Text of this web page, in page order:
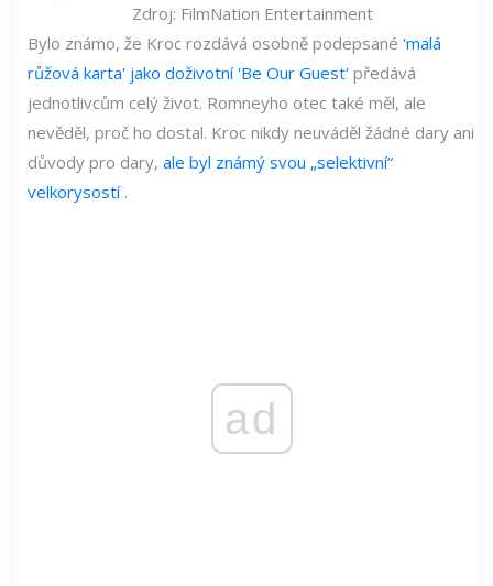
Zdroj: FilmNation Entertainment
Bylo známo, že Kroc rozdává osobně podepsané 'malá
růžová karta' jako doživotní 'Be Our Guest' předává
jednotlivcům celý život. Romneyho otec také měl, ale
nevěděl, proč ho dostal. Kroc nikdy neuváděl žádné dary ani
důvody pro dary, ale byl známý svou „selektivní“
velkorysostí.
ad